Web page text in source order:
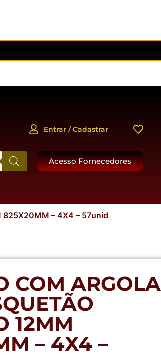
Entrar / Cadastrar
Acesso Fornecedores
825X20MM – 4X4 – 57unid
COM ARGOLA
12MM
– 4X4 –